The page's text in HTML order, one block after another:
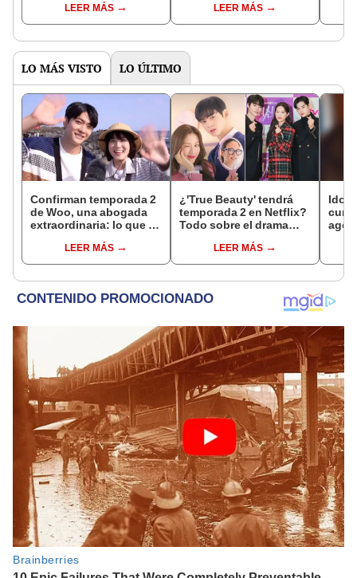
temporadaLEER MÁS LEER MÁS
LO MÁS VISTO LO ÚLTIMO
Confirman temporada 2
de Woo, una abogada
extraordinaria: lo que se
LEER MÁS
¿'True Beauty' tendrá
temporada 2 en Netflix?
Todo sobre el drama
por Cha Eun Woo.
LEER MÁS